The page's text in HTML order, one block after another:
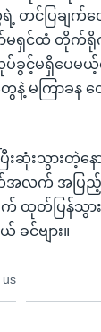
တင်ပြချက်
ာ်မရှင်ထံ တိုက်
လုပ်ခွင့်မရှိပေ
ေနဲ့ မကြာခ
းဆုံးသွားတဲ့န
လက် အပြည့်
က် ထုတ်ပြန်သွာ
ခင်ဗျား။
us